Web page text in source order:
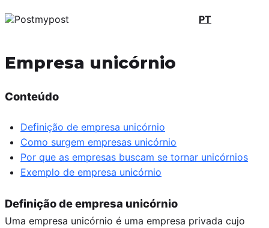
PT
Empresa unicórnio
Conteúdo
Definição de empresa unicórnio
Como surgem empresas unicórnio
Por que as empresas buscam se tornar unicórnios
Exemplo de empresa unicórnio
Definição de empresa unicórnio
Uma empresa unicórnio é uma empresa privada cujo